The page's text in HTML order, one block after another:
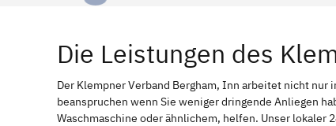
Die Leistungen des
Der Klempner Verband Bergham, Inn arbeitet nicht
beanspruchen wenn Sie weniger dringende Anliegen
Waschmaschine oder ähnlichem, helfen. Unser